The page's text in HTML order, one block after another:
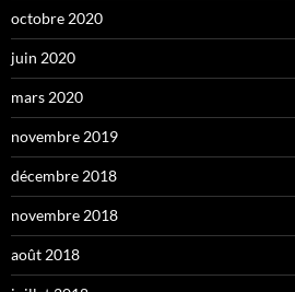
octobre 2020
juin 2020
mars 2020
novembre 2019
décembre 2018
novembre 2018
août 2018